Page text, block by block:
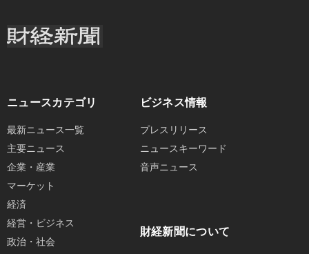
ニュースカテゴリ
最新ニュース一覧
主要ニュース
企業・産業
マーケット
経済
経営・ビジネス
政治・社会
ビジネス情報
プレスリリース
ニュースキーワード
音声ニュース
財経新聞について